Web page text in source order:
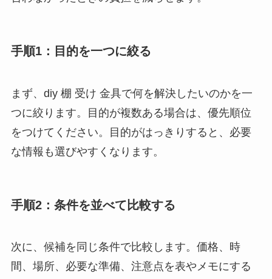
手順1：目的を一つに絞る
まず、diy 棚 受け 金具で何を解決したいのかを一
つに絞ります。目的が複数ある場合は、優先順位
をつけてください。目的がはっきりすると、必要
な情報も選びやすくなります。
手順2：条件を並べて比較する
次に、候補を同じ条件で比較します。価格、時
間、場所、必要な準備、注意点を表やメモにする